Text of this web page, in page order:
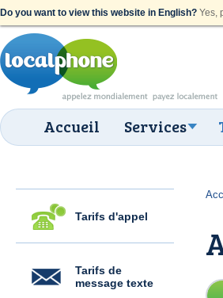
Do you want to view this website in English? Yes,
Accueil Services
Tarifs d'appel
Tarifs de
message texte